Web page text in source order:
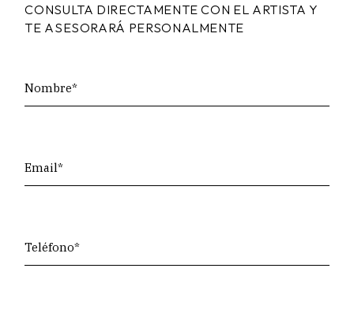
CONSULTA DIRECTAMENTE CON EL ARTISTA Y
TE ASESORARÁ PERSONALMENTE